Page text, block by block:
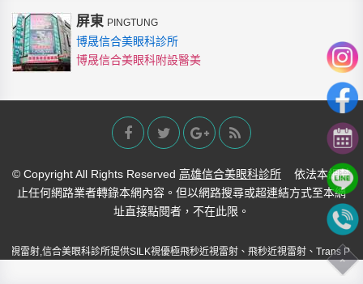
屏東 PINGTUNG
博晟信合美眼科診所
博晟信合美眼科附設醫美
© Copyright All Rights Reserved 高雄信合美眼科診所 依法本網禁
止任何網路業者轉錄本網內容。但以網路搜尋或超連結方式至本網
址直接點閱者，不在此限。
視雷射,信合美眼科診所提供SILK視優極飛秒近視雷射、飛秒近視雷射、Trans